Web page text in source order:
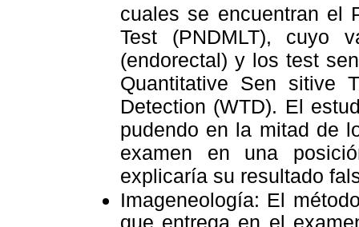
cuales se encuentran el
Test (PNDMLT), cuyo
(endorectal) y los test
Quantitative Sen sitive
Detection (WTD). El
pudendo en la mitad de
examen en una
explicaría su resultado
Imageneología: El